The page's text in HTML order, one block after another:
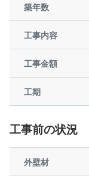
築年数
工事内容
工事金額
工期
工事前の状況
外壁材